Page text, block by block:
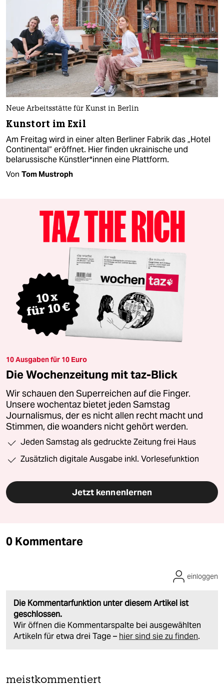
Neue Arbeitsstätte für Kunst in Berlin
Kunstort im Exil
Am Freitag wird in einer alten Berliner Fabrik das „Hotel
Continental“ eröffnet. Hier finden ukrainische und
belarussische Künst­le­r*in­nen eine Plattform.
Von Tom Mustroph
10 Ausgaben für 10 Euro
Die Wochenzeitung mit taz-Blick
Wir schauen den Superreichen auf die Finger.
Unsere wochentaz bietet jeden Samstag
Journalismus, der es nicht allen recht macht und
Stimmen, die woanders nicht gehört werden.
Jeden Samstag als gedruckte Zeitung frei Haus
Zusätzlich digitale Ausgabe inkl. Vorlesefunktion
Jetzt kennenlernen
0 Kommentare
Die Kommentarfunktion unter diesem Artikel ist
geschlossen.
Wir öffnen die Kommentarspalte bei ausgewählten
Artikeln für etwa drei Tage – hier sind sie zu finden.
einloggen
meistkommentiert